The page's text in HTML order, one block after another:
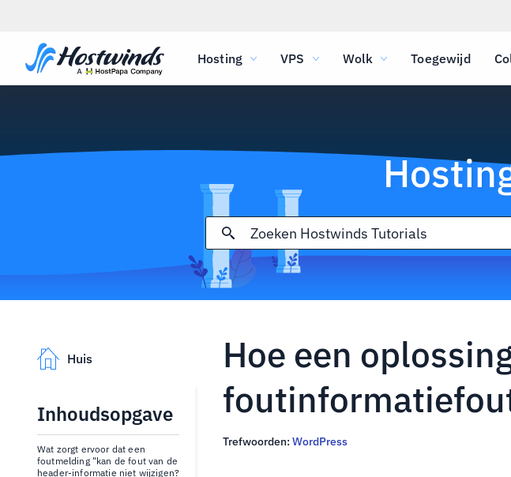
Hosting VPS Wolk Toegewijd
Huis
Inhoudsopgave
Wat zorgt ervoor dat een
foutmelding "kan de fout van de
header-informatie niet wijzigen?
Hoe een
Trefwoorden: WordPress